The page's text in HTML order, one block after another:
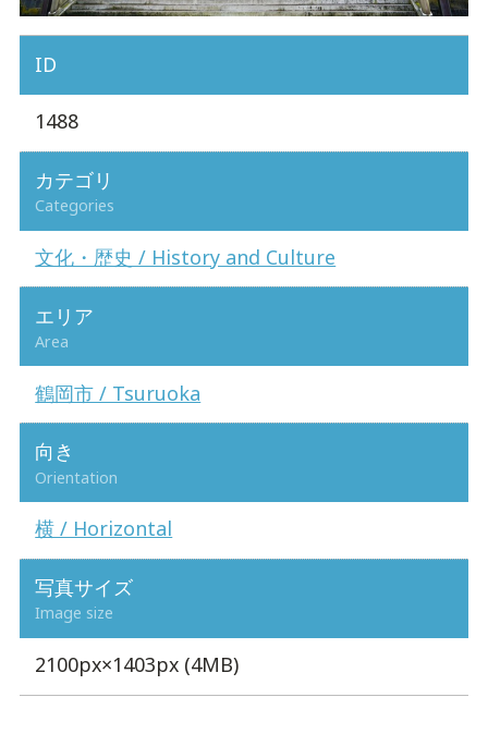
ID
1488
カテゴリ
Categories
文化・歴史 / History and Culture
エリア
Area
鶴岡市 / Tsuruoka
向き
Orientation
横 / Horizontal
写真サイズ
Image size
2100px×1403px (4MB)